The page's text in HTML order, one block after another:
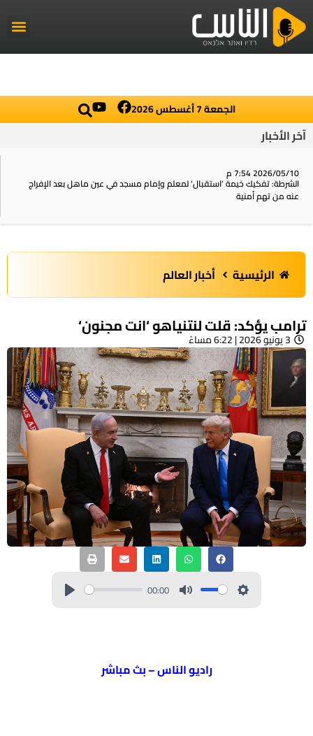
الجمعة 7 أغسطس 2026
آخر الأخبار
2026/05/10 7:54 م
الشرطة: تفكيك خيمة ‘استقبال‘ لمعلم وإمام مسجد في عين ماهل بعد الإفراج
عنه من تهم أمنية
الرئيسية أخبار العالم
ترامب يؤكد: قلت لنتنياهو ‘انت مجنون‘
3 يونيو 2026 | 6:22 مساءً
00:00
راديو الناس – بث مباشر